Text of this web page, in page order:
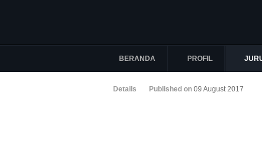
BERANDA PROFIL
Details Published on 09 August 2017